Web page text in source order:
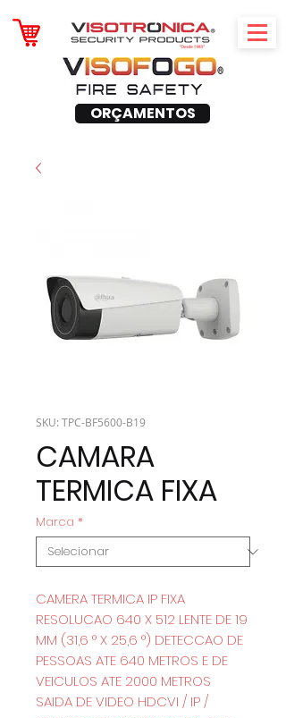
ORÇAMENTOS
SKU: TPC-BF5600-B19
CAMARA
TERMICA FIXA
Marca *
CAMERA TERMICA IP FIXA
RESOLUCAO 640 X 512 LENTE DE 19
MM (31,6 ° X 25,6 °) DETECCAO DE
PESSOAS ATE 640 METROS E DE
VEICULOS ATE 2000 METROS
SAIDA DE VIDEO HDCVI / IP /